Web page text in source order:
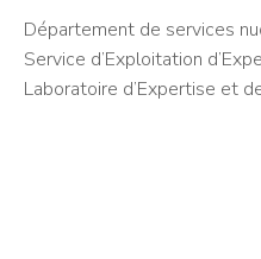
Département de services
Service d’Exploitation
Laboratoire d’Expertise et